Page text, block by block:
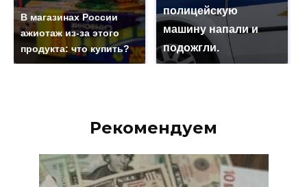
В магазинах России
ажиотаж из-за этого
продукта: что купить?
полицейскую
машину напали и
подожгли.
Рекомендуем